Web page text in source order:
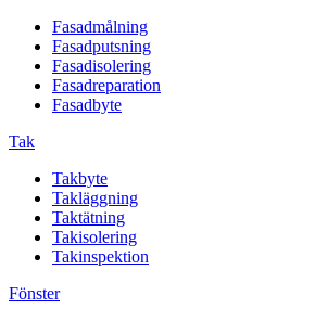
Fasadmålning
Fasadputsning
Fasadisolering
Fasadreparation
Fasadbyte
Tak
Takbyte
Takläggning
Taktätning
Takisolering
Takinspektion
Fönster